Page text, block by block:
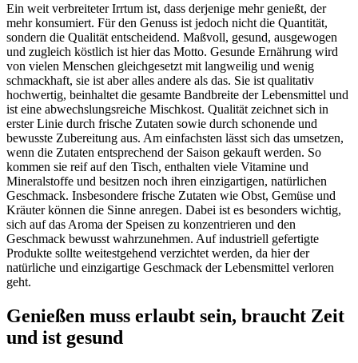
Ein weit verbreiteter Irrtum ist, dass derjenige mehr genießt, der
mehr konsumiert. Für den Genuss ist jedoch nicht die Quantität,
sondern die Qualität entscheidend. Maßvoll, gesund, ausgewogen
und zugleich köstlich ist hier das Motto. Gesunde Ernährung wird
von vielen Menschen gleichgesetzt mit langweilig und wenig
schmackhaft, sie ist aber alles andere als das. Sie ist qualitativ
hochwertig, beinhaltet die gesamte Bandbreite der Lebensmittel und
ist eine abwechslungsreiche Mischkost. Qualität zeichnet sich in
erster Linie durch frische Zutaten sowie durch schonende und
bewusste Zubereitung aus. Am einfachsten lässt sich das umsetzen,
wenn die Zutaten entsprechend der Saison gekauft werden. So
kommen sie reif auf den Tisch, enthalten viele Vitamine und
Mineralstoffe und besitzen noch ihren einzigartigen, natürlichen
Geschmack. Insbesondere frische Zutaten wie Obst, Gemüse und
Kräuter können die Sinne anregen. Dabei ist es besonders wichtig,
sich auf das Aroma der Speisen zu konzentrieren und den
Geschmack bewusst wahrzunehmen. Auf industriell gefertigte
Produkte sollte weitestgehend verzichtet werden, da hier der
natürliche und einzigartige Geschmack der Lebensmittel verloren
geht.
Genießen muss erlaubt sein, braucht Zeit
und ist gesund